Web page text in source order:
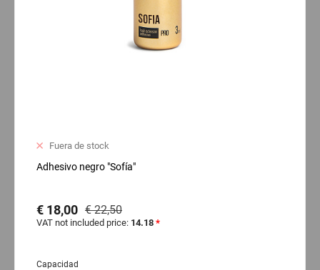
Fuera de stock
Adhesivo negro "Sofía"
€ 18,00 € 22,50
VAT not included price: 14.18 *
Capacidad